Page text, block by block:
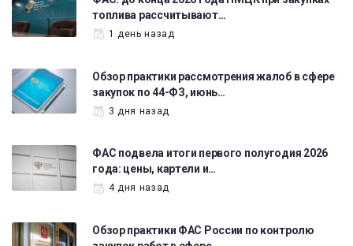
топлива рассчитывают…
1 день назад
Обзор практики рассмотрения жалоб в сфере
закупок по 44-ФЗ, июнь…
3 дня назад
ФАС подвела итоги первого полугодия 2026
года: цены, картели и…
4 дня назад
Обзор практики ФАС России по контролю